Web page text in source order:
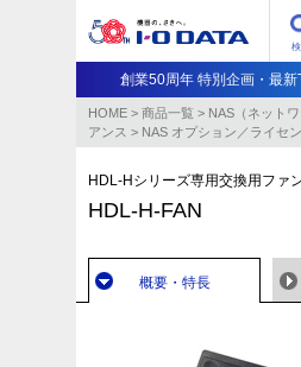
創業50周年 特別企画・最新
HOME > 商品一覧 > NAS（ネット
アンス​ > NAS オプション／ライセ
HDL-Hシリーズ専用交換用ファ
HDL-H-FAN
概要・特長